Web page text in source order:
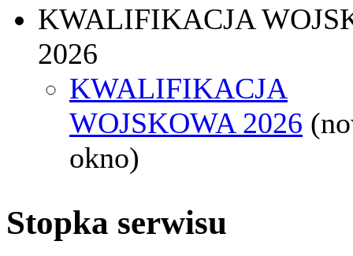
KWALIFIKACJA
2026
KWALIFIKACJA
WOJSKOWA 2026
okno)
Stopka serwisu